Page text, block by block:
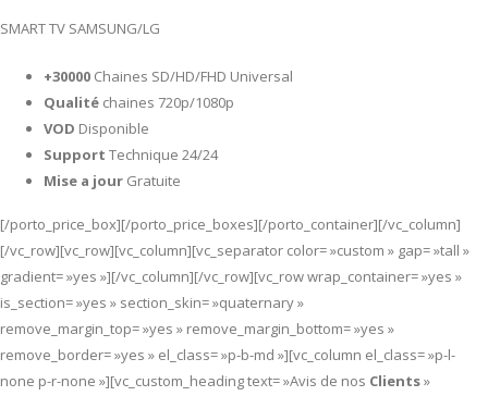
SMART TV SAMSUNG/LG
+30000 Chaines SD/HD/FHD Universal
Qualité chaines 720p/1080p
VOD Disponible
Support Technique 24/24
Mise a jour Gratuite
[/porto_price_box][/porto_price_boxes][/porto_container][/vc_column]
[/vc_row][vc_row][vc_column][vc_separator color= »custom » gap= »tall »
gradient= »yes »][/vc_column][/vc_row][vc_row wrap_container= »yes »
is_section= »yes » section_skin= »quaternary »
remove_margin_top= »yes » remove_margin_bottom= »yes »
remove_border= »yes » el_class= »p-b-md »][vc_column el_class= »p-l-
none p-r-none »][vc_custom_heading text= »Avis de nos Clients»